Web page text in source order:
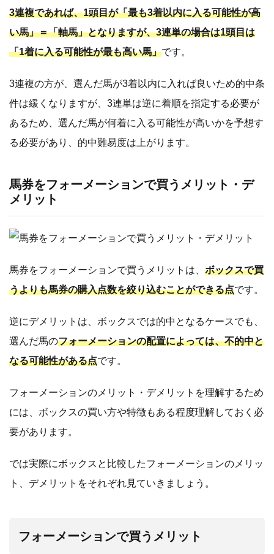
3連複であれば、1頭目が「最も3着以内に入る可能性が高
い馬」＝「軸馬」となりますが、3連単の場合は1頭目は
「1着に入る可能性が最も高い馬」です。
3連複の方が、選んだ馬が3着以内に入れば良いため的中条
件は緩くなりますが、3連単は逆に着順を指定する必要が
あるため、選んだ馬が何着に入る可能性が高いかを予想す
る必要があり、的中難易度は上がります。
馬券をフォーメーションで買うメリット・デ
メリット
馬券をフォーメーションで買うメリットは、 ボックスで買
うよりも馬券の購入点数を絞り込むことができる点です。
逆にデメリットは、ボックスでは的中となるケースでも、
選んだ馬のフォーメーションの配置によっては、不的中と
なる可能性がある点です。
フォーメーションのメリット・デメリットを理解するため
には、ボックスの買い方や特徴もある程度理解しておく必
要があります。
では実際にボックスと比較したフォーメーションのメリッ
ト、デメリットをそれぞれ見ていきましょう。
フォーメーションで買うメリット